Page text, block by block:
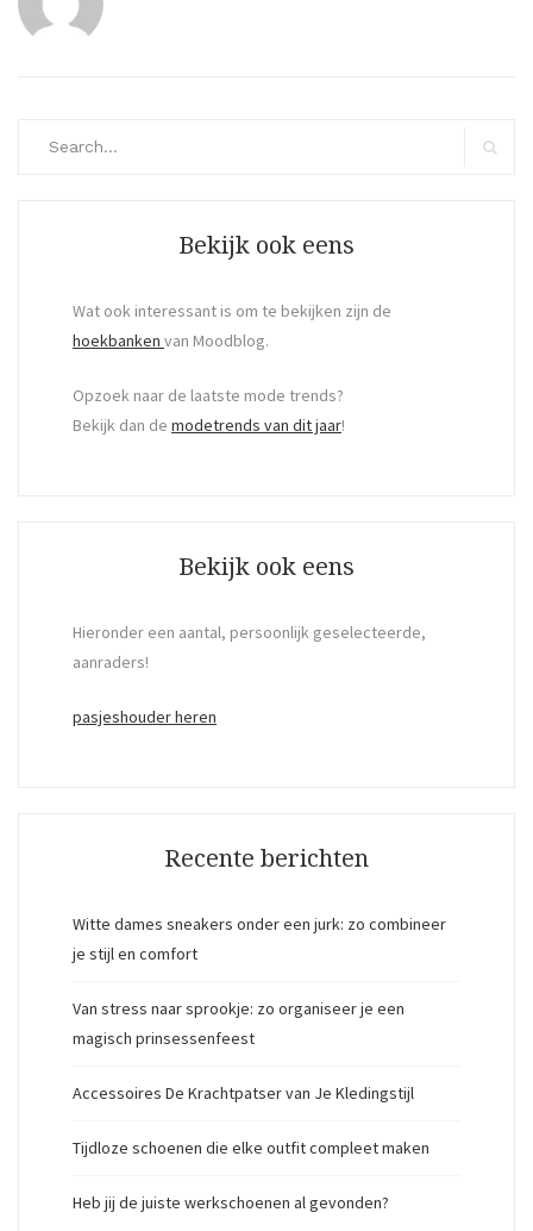
Bekijk ook eens
Wat ook interessant is om te bekijken zijn de
hoekbanken van Moodblog.
Opzoek naar de laatste mode trends?
Bekijk dan de modetrends van dit jaar!
Bekijk ook eens
Hieronder een aantal, persoonlijk geselecteerde,
aanraders!
pasjeshouder heren
Recente berichten
Witte dames sneakers onder een jurk: zo combineer
je stijl en comfort
Van stress naar sprookje: zo organiseer je een
magisch prinsessenfeest
Accessoires De Krachtpatser van Je Kledingstijl
Tijdloze schoenen die elke outfit compleet maken
Heb jij de juiste werkschoenen al gevonden?